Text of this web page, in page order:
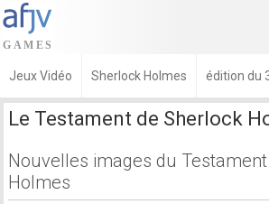
Jeux Vidéo Sherlock Holmes édition du
Le Testament de Sherlock
Nouvelles images du
Holmes